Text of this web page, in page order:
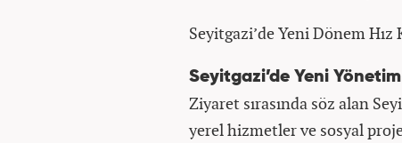
Seyitgazi’de Yeni Dönem
Seyitgazi’de Yeni
Ziyaret sırasında söz alan
yerel hizmetler ve sosyal